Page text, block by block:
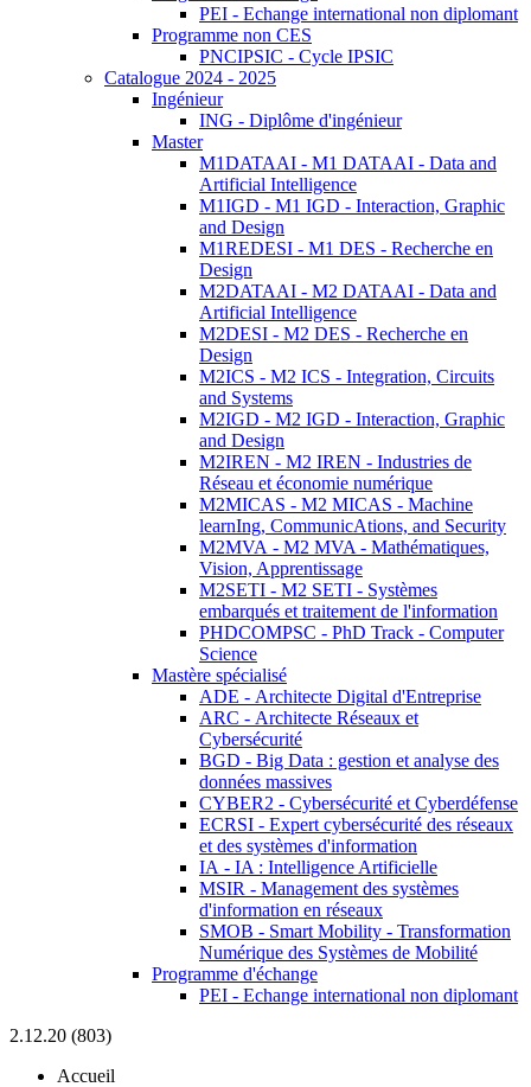
PEI - Echange international non diplomant
Programme non CES
PNCIPSIC - Cycle IPSIC
Catalogue 2024 - 2025
Ingénieur
ING - Diplôme d'ingénieur
Master
M1DATAAI - M1 DATAAI - Data and
Artificial Intelligence
M1IGD - M1 IGD - Interaction, Graphic
and Design
M1REDESI - M1 DES - Recherche en
Design
M2DATAAI - M2 DATAAI - Data and
Artificial Intelligence
M2DESI - M2 DES - Recherche en
Design
M2ICS - M2 ICS - Integration, Circuits
and Systems
M2IGD - M2 IGD - Interaction, Graphic
and Design
M2IREN - M2 IREN - Industries de
Réseau et économie numérique
M2MICAS - M2 MICAS - Machine
learnIng, CommunicAtions, and Security
M2MVA - M2 MVA - Mathématiques,
Vision, Apprentissage
M2SETI - M2 SETI - Systèmes
embarqués et traitement de l'information
PHDCOMPSC - PhD Track - Computer
Science
Mastère spécialisé
ADE - Architecte Digital d'Entreprise
ARC - Architecte Réseaux et
Cybersécurité
BGD - Big Data : gestion et analyse des
données massives
CYBER2 - Cybersécurité et Cyberdéfense
ECRSI - Expert cybersécurité des réseaux
et des systèmes d'information
IA - IA : Intelligence Artificielle
MSIR - Management des systèmes
d'information en réseaux
SMOB - Smart Mobility - Transformation
Numérique des Systèmes de Mobilité
Programme d'échange
PEI - Echange international non diplomant
2.12.20 (803)
Accueil